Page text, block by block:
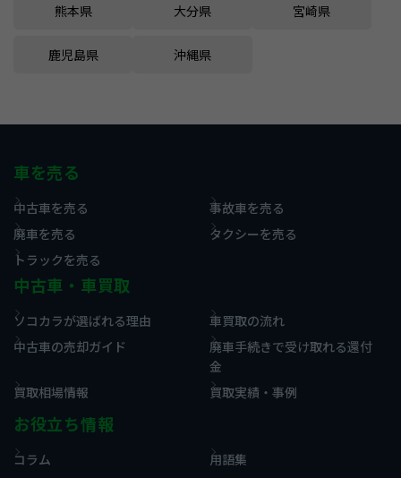
熊本県 大分県 宮崎県
鹿児島県 沖縄県
車を売る
中古車を売る
事故車を売る
廃車を売る
タクシーを売る
トラックを売る
中古車・車買取
ソコカラが選ばれる理由
車買取の流れ
中古車の売却ガイド
廃車手続きで受け取れる還付
金
買取相場情報
買取実績・事例
お役立ち情報
コラム 用語集